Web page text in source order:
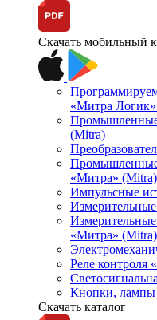
Скачать мобильный
«Митра
Промышленные
(Mitra)
Промышленные
«Митра» (Mitra)
Импульсные
Измерительные
«Митра» (Mitra)
Реле контроля
Кнопки, лампы
Скачать каталог